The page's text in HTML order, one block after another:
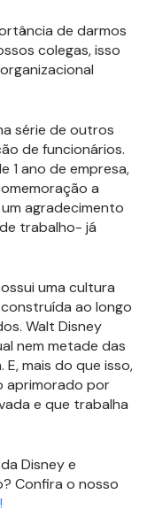
de darmos
colegas, isso
série de outros
de funcionários.
1 ano de empresa,
a
agradecimento
trabalho- já
uma cultura
ao longo
Walt Disney
nem metade das
mais do que isso,
aprimorado por
e que trabalha
Disney e
Confira o nosso